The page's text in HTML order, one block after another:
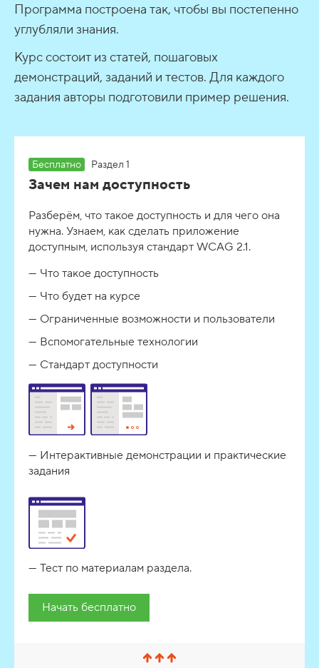
Программа построена так, чтобы вы постепенно
углубляли знания.
Курс состоит из статей, пошаговых
демонстраций, заданий и тестов. Для каждого
задания авторы подготовили пример решения.
Бесплатно Раздел 1
Зачем нам доступность
Разберём, что такое доступность и для чего она
нужна. Узнаем, как сделать приложение
доступным, используя стандарт WCAG 2.1.
Что такое доступность
Что будет на курсе
Ограниченные возможности и пользователи
Вспомогательные технологии
Стандарт доступности
С
Интерактивные демонстрации и практические
задания
Тест по материалам раздела.
Начать бесплатно